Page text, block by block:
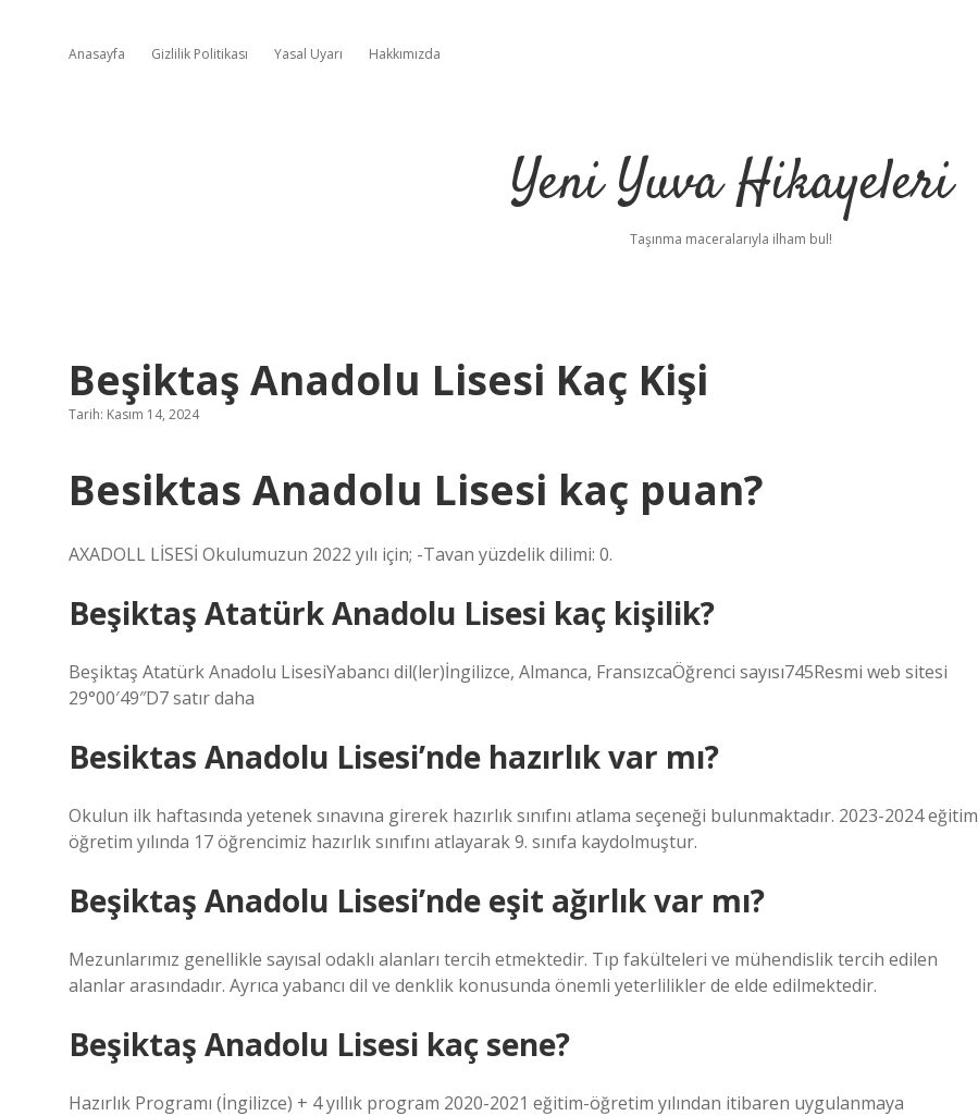
Anasayfa Gizlilik Politikası Yasal Uyarı Hakkımızda
Yeni Yuva Hikayeleri
Taşınma maceralarıyla ilham bul!
Beşiktaş Anadolu Lisesi Kaç Kişi
Tarih: Kasım 14, 2024
Besiktas Anadolu Lisesi kaç puan?
AXADOLL LİSESİ Okulumuzun 2022 yılı için; -Tavan yüzdelik dilimi: 0.
Beşiktaş Atatürk Anadolu Lisesi kaç kişilik?
Beşiktaş Atatürk Anadolu LisesiYabancı dil(ler)İngilizce, Almanca, FransızcaÖğrenci sayısı745Resmi web sitesi
29°00′49″D7 satır daha
Besiktas Anadolu Lisesi’nde hazırlık var mı?
Okulun ilk haftasında yetenek sınavına girerek hazırlık sınıfını atlama seçeneği bulunmaktadır. 2023-2024 eğitim
öğretim yılında 17 öğrencimiz hazırlık sınıfını atlayarak 9. sınıfa kaydolmuştur.
Beşiktaş Anadolu Lisesi’nde eşit ağırlık var mı?
Mezunlarımız genellikle sayısal odaklı alanları tercih etmektedir. Tıp fakülteleri ve mühendislik tercih edilen
alanlar arasındadır. Ayrıca yabancı dil ve denklik konusunda önemli yeterlilikler de elde edilmektedir.
Beşiktaş Anadolu Lisesi kaç sene?
Hazırlık Programı (İngilizce) + 4 yıllık program 2020-2021 eğitim-öğretim yılından itibaren uygulanmaya